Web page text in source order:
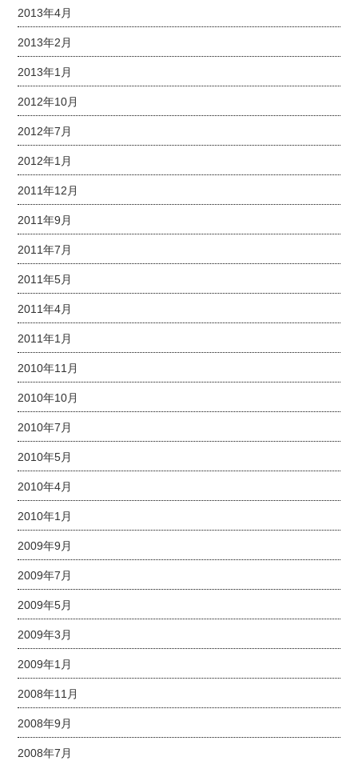
2013年4月
2013年2月
2013年1月
2012年10月
2012年7月
2012年1月
2011年12月
2011年9月
2011年7月
2011年5月
2011年4月
2011年1月
2010年11月
2010年10月
2010年7月
2010年5月
2010年4月
2010年1月
2009年9月
2009年7月
2009年5月
2009年3月
2009年1月
2008年11月
2008年9月
2008年7月